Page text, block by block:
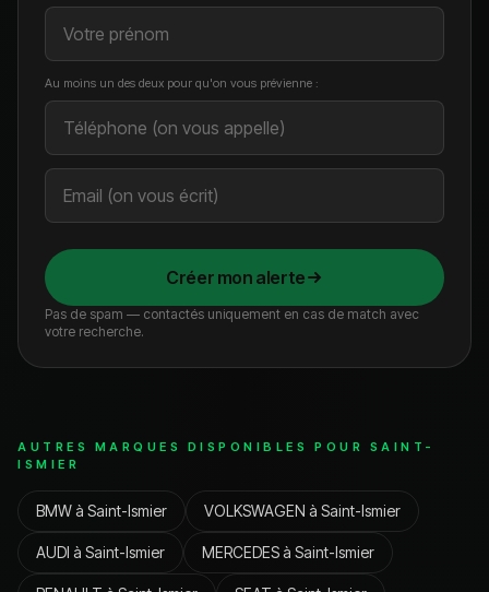
Au moins un des deux pour qu'on vous prévienne :
Créer mon alerte
Pas de spam — contactés uniquement en cas de match avec
votre recherche.
AUTRES MARQUES DISPONIBLES POUR SAINT-
ISMIER
BMWà Saint-Ismier VOLKSWAGEN à Saint-Ismier
AUDI à Saint-Ismier MERCEDESà Saint-Ismier